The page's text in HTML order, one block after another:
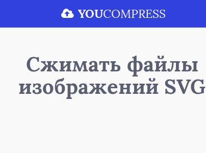
YOUCOMPRESS
Сжимать файлы
изображений SVG